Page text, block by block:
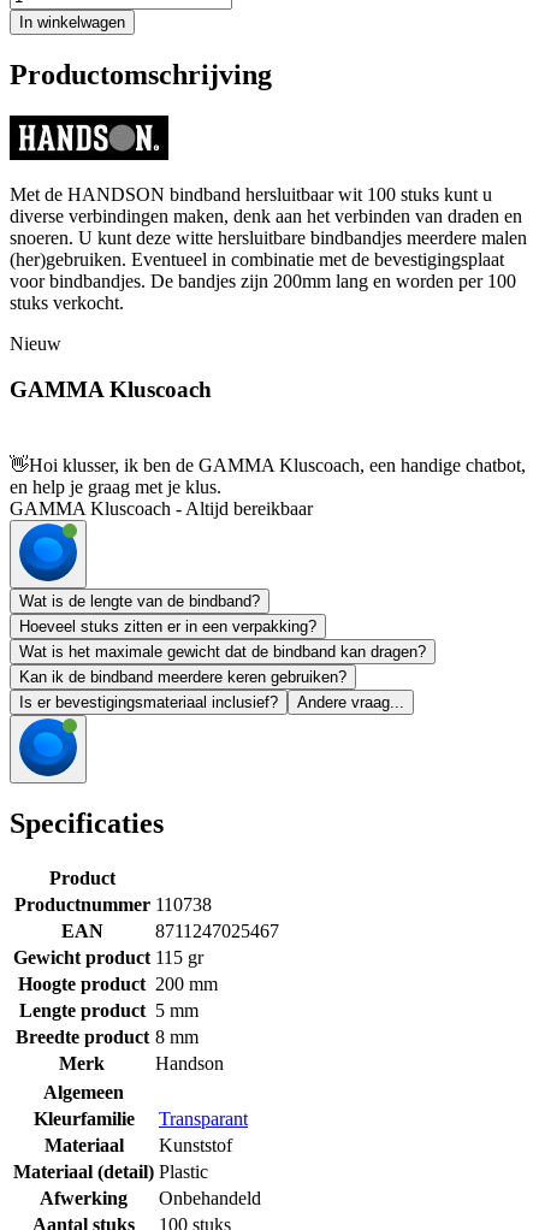
In winkelwagen
Productomschrijving
Met de HANDSON bindband hersluitbaar wit 100 stuks kunt u
diverse verbindingen maken, denk aan het verbinden van draden en
snoeren. U kunt deze witte hersluitbare bindbandjes meerdere malen
(her)gebruiken. Eventueel in combinatie met de bevestigingsplaat
voor bindbandjes. De bandjes zijn 200mm lang en worden per 100
stuks verkocht.
Nieuw
GAMMA Kluscoach
👋Hoi klusser, ik ben de GAMMA Kluscoach, een handige chatbot,
en help je graag met je klus.
GAMMA Kluscoach - Altijd bereikbaar
Wat is de lengte van de bindband?
Hoeveel stuks zitten er in een verpakking?
Wat is het maximale gewicht dat de bindband kan dragen?
Kan ik de bindband meerdere keren gebruiken?
Is er bevestigingsmateriaal inclusief?
Andere vraag...
Specificaties
Product
Productnummer 110738
EAN
8711247025467
Gewicht product 115 gr
Hoogte product 200 mm
Lengte product 5 mm
Breedte product 8 mm
Merk
Handson
Algemeen
Kleurfamilie
Transparant
Materiaal
Kunststof
Materiaal (detail) Plastic
Afwerking
Onbehandeld
Aantal stuks
100 stuks